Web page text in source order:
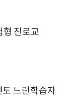
형 진로교
토 느린학습자